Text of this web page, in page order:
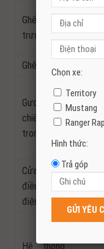
Ghế lái
trước
Chỉnh
Ghế sau
Gương
chiếu hậu
trong
Cửa kính
điều khiển
điện
1
Hệ thống
Chọn xe:
Territory
Mustang
Ranger
Hình thức:
Trả góp